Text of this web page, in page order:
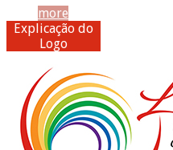
more
Explicação do
Logo